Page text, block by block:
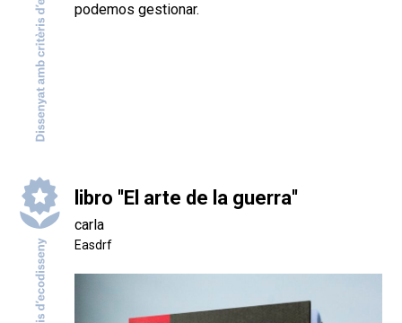
podemos gestionar.
libro ''El arte de la guerra''
carla
Easdrf